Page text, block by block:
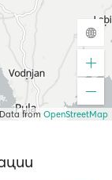
Data from OpenStreetMap